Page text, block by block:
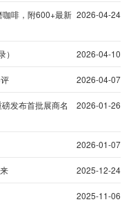
2026-04-24
咖啡，附600+最新
2026-04-10
2026-04-07
2026-01-26
发布首批展商名
2026-01-07
2025-12-24
2025-11-06